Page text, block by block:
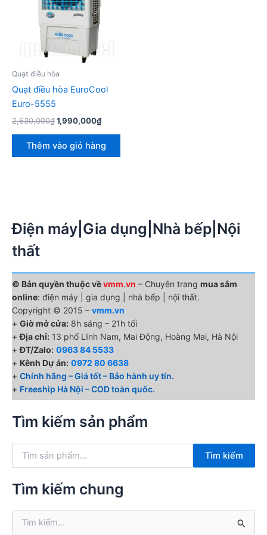
Quạt điều hòa
Quạt điều hòa EuroCool
Euro-5555
2,530,000₫Giá
là:
2,530,000₫.
1,990,000₫Giá
là:
Thêm vào giỏ hàng
Điện máy|Gia dụng|Nhà bếp|Nội
thất
© Bản quyền thuộc vềvmm.vn – Chuyên trang mua sắm
online: điện máy | gia dụng | nhà bếp | nội thất.
Copyright © 2015 – vmm.vn
+ Giờ mở cửa: 8h sáng – 21h tối
+Địa chỉ: 13 phố Lĩnh Nam, Mai Động, Hoàng Mai, Hà Nội
+ĐT/Zalo: 0963 84 5533
+ Kênh Dự án: 0972 80 6638
+ Chính hãng – Giá tốt – Bảo hành uy tín.
+ Freeship Hà Nội – COD toàn quốc.
Tìm kiếm sản phẩm
k
ế
:
Tìm kiếm
Tìm kiếm chung